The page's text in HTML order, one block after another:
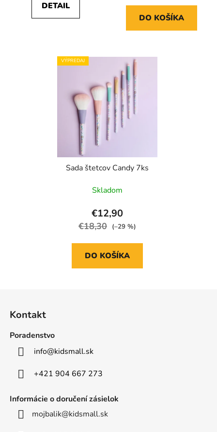
DETAIL
DO KOŠÍKA
VÝPREDAJ
Sada štetcov Candy 7ks
Skladom
€12,90
€18,30 (–29 %)
DO KOŠÍKA
Kontakt
Poradenstvo
info@kidsmall.sk
+421 904 667 273
Informácie o doručení zásielok
mojbalik@kidsmall.sk